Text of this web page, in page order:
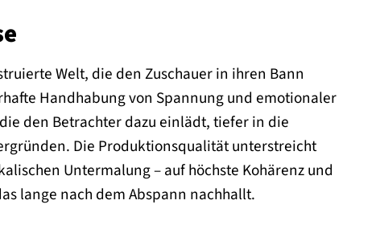
Welt, die den Zuschauer in ihren Bann
Handhabung von Spannung und emotionaler
den Betrachter dazu einlädt, tiefer in die
Die Produktionsqualität unterstreicht
Untermalung – auf höchste Kohärenz und
lange nach dem Abspann nachhallt.